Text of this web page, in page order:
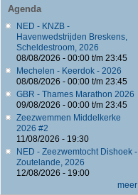
Agenda
NED - KNZB -
Havenwedstrijden Breskens,
Scheldestroom, 2026
08/08/2026 - 00:00t/m 23:45
Mechelen - Keerdok - 2026
08/08/2026 - 00:00t/m 23:45
GBR - Thames Marathon 2026
09/08/2026 - 00:00t/m 23:45
Zeezwemmen Middelkerke
2026 #2
11/08/2026 - 19:30
NED - Zeezwemtocht Dishoek -
Zoutelande, 2026
12/08/2026 - 19:00
meer